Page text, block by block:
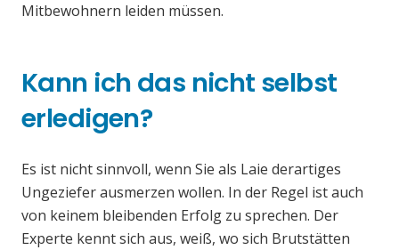
Mitbewohnern leiden müssen.
Kann ich das nicht selbst
erledigen?
Es ist nicht sinnvoll, wenn Sie als Laie derartiges
Ungeziefer ausmerzen wollen. In der Regel ist auch
von keinem bleibenden Erfolg zu sprechen. Der
Experte kennt sich aus, weiß, wo sich Brutstätten